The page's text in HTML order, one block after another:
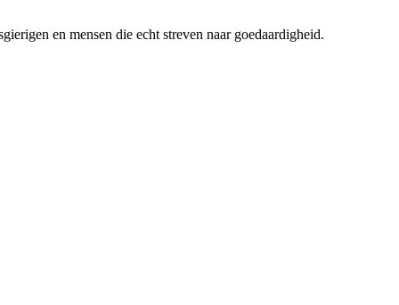
en mensen die echt streven naar goedaardigheid.